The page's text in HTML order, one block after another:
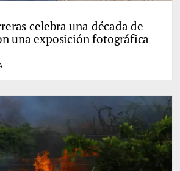
celebra una década de
una exposición fotográfica